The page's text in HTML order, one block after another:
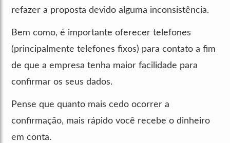
refazer a proposta devido alguma inconsistência.
Bem como, é importante oferecer telefones
(principalmente telefones fixos) para contato a fim
de que a empresa tenha maior facilidade para
confirmar os seus dados.
Pense que quanto mais cedo ocorrer a
confirmação, mais rápido você recebe o dinheiro
em conta.